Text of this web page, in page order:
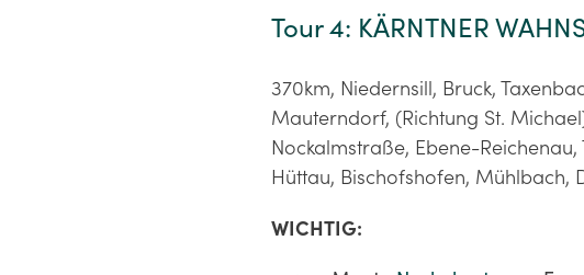
Tour 4: KÄRNTNER
370km, Niedernsill, Bruck,
Mauterndorf, (Richtung St.
Nockalmstraße, Ebene-
Hüttau, Bischofshofen, Mühlbach,
WICHTIG: